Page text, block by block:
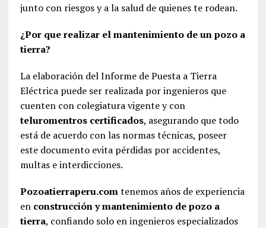
junto con riesgos y a la salud de quienes te rodean.
¿Por que realizar el mantenimiento de un pozo a
tierra?
La elaboración del Informe de Puesta a Tierra
Eléctrica puede ser realizada por ingenieros que
cuenten con colegiatura vigente y con
teluromentros certificados, asegurando que todo
está de acuerdo con las normas técnicas, poseer
este documento evita pérdidas por accidentes,
multas e interdicciones.
Pozoatierraperu.comtenemos años de experiencia
en construcción y mantenimiento de pozo a
tierra, confiando solo en ingenieros especializados